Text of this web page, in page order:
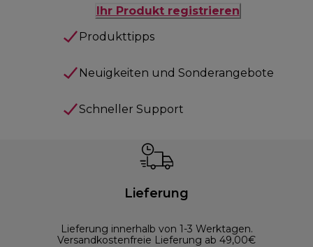
Ihr Produkt registrieren
Produkttipps
Neuigkeiten und Sonderangebote
Schneller Support
Lieferung
Lieferung innerhalb von 1-3 Werktagen.
Versandkostenfreie Lieferung ab 49,00€